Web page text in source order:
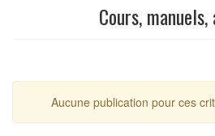
Cours, manuels,
Aucune publication pour ces